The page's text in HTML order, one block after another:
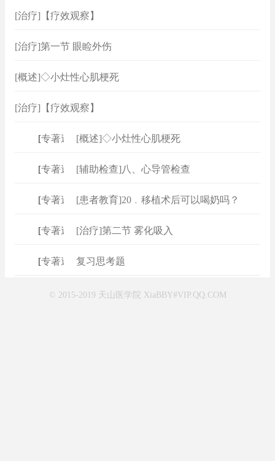
[治疗]【疗效观察】
[治疗]第一节 眼睑外伤
[概述]◇小灶性心肌梗死
[治疗]【疗效观察】
专著速查]
[概述]◇小灶性心肌梗死
专著速查]
[辅助检查]八、心导管检查
专著速查]
[患者教育]20﹒移植术后可以喝奶吗？
专著速查]
[治疗]第二节 雾化吸入
专著速查]
复习思考题
© 2015-2019 天山医学院 XiaBBY#VIP.QQ.COM